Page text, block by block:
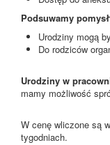
Podsuwamy
Urodziny mogą
Do rodziców
Urodziny w
mamy możliwość
W cenę wliczone są
tygodniach.